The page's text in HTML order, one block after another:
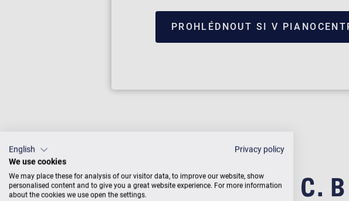
PROHLÉDNOUT SI V
English
Privacy policy
We use cookies
We may place these for analysis of our visitor data, to improve our website, show
personalised content and to give you a great website experience. For more information
about the cookies we use open the settings.